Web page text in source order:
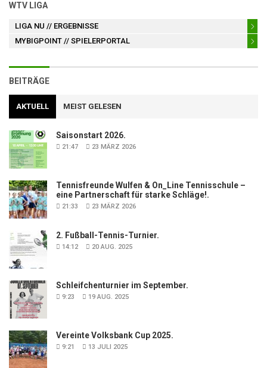
WTV LIGA
LIGA NU // ERGEBNISSE
MYBIGPOINT // SPIELERPORTAL
BEITRÄGE
AKTUELL MEIST GELESEN
Saisonstart 2026.
21:47 23 MÄRZ 2026
Tennisfreunde Wulfen & On_Line Tennisschule –
eine Partnerschaft für starke Schläge!.
21:33 23 MÄRZ 2026
2. Fußball-Tennis-Turnier.
14:12 20 AUG. 2025
Schleifchenturnier im September.
9:23 19 AUG. 2025
Vereinte Volksbank Cup 2025.
9:21 13 JULI 2025